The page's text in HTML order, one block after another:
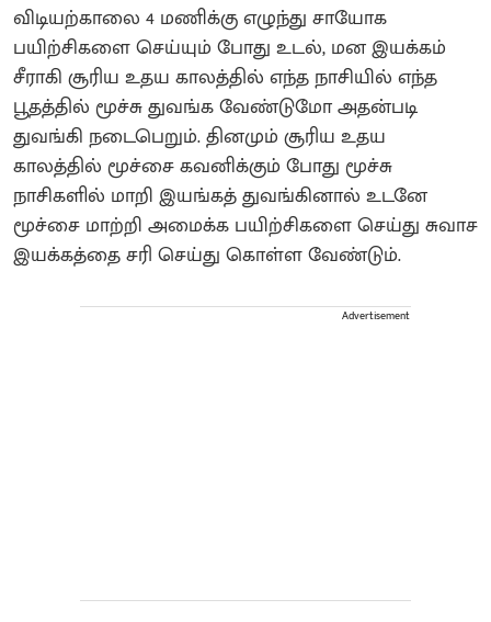
விடியற்காலை 4 மணிக்கு எழுந்து சாயோக
பயிற்சிகளை செய்யும் போது உடல், மன இயக்கம்
சீராகி சூரிய உதய காலத்தில் எந்த நாசியில் எந்த
பூதத்தில் மூச்சு துவங்க வேண்டுமோ அதன்படி
துவங்கி நடைபெறும். தினமும் சூரிய உதய
காலத்தில் மூச்சை கவனிக்கும் போது மூச்சு
நாசிகளில் மாறி இயங்கத் துவங்கினால் உடனே
மூச்சை மாற்றி அமைக்க பயிற்சிகளை செய்து சுவாச
இயக்கத்தை சரி செய்து கொள்ள வேண்டும்.
Advertisement